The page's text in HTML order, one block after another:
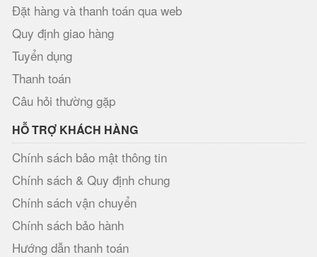
Đặt hàng và thanh toán qua web
Quy định giao hàng
Tuyển dụng
Thanh toán
Câu hỏi thường gặp
HỖ TRỢ KHÁCH HÀNG
Chính sách bảo mật thông tin
Chính sách & Quy định chung
Chính sách vận chuyển
Chính sách bảo hành
Hướng dẫn thanh toán